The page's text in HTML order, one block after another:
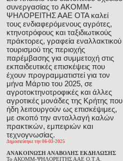
συνεργασίας το AKOMM-
ΨΗΛΟΡΕΙΤΗΣ ΑΑΕ ΟΤΑ καλεί
τους ενδιαφερόμενους αγρότες,
κτηνοτρόφους και ταξιδιωτικούς
πράκτορες, γραφεία εναλλακτικού
τουρισμού της περιοχής
παρέμβασης για συμμετοχή στις
εκπαιδευτικές επισκέψεις που
έχουν προγραμματιστεί για τον
μήνα Μάρτιο του 2025, σε
αγροτοκτηνοτροφικές και άλλες
αγροτικές μονάδες της Κρήτης που
ήδη λειτουργούν ως επισκέψιμες,
με σκοπό την ανταλλαγή καλών
πρακτικών, εμπειριών και
τεχνογνωσίας.
Δημοσιεύτηκε την 06-03-2025
ΑΝΑΚΟΙΝΩΣΗ ΑΝΑΒΟΛΗΣ ΕΚΔΗΛΩΣΗΣ
Το ΑΚΟΜΜ-ΨΗΛΟΡΕΙΤΗΣ ΑΑΕ Ο.Τ.Α.